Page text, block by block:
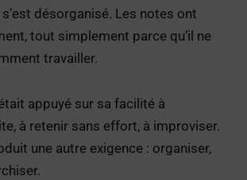
désorganisé. Les notes ont
tout simplement parce qu’il ne
travailler.
appuyé sur sa facilité à
à retenir sans effort, à improviser.
une autre exigence : organiser,